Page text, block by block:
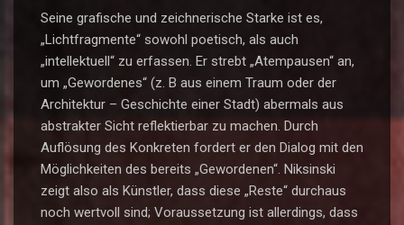
Seine grafische und zeichnerische Starke ist es,
„Lichtfragmente“ sowohl poetisch, als auch
„intellektuell“ zu erfassen. Er strebt „Atempausen“ an,
um „Gewordenes“ (z. B aus einem Traum oder der
Architektur – Geschichte einer Stadt) abermals aus
abstrakter Sicht reflektierbar zu machen. Durch
Auflösung des Konkreten fordert er den Dialog mit den
Möglichkeiten des bereits „Gewordenen“. Niksinski
zeigt also als Künstler, dass diese „Reste“ durchaus
noch wertvoll sind; Voraussetzung ist allerdings, dass